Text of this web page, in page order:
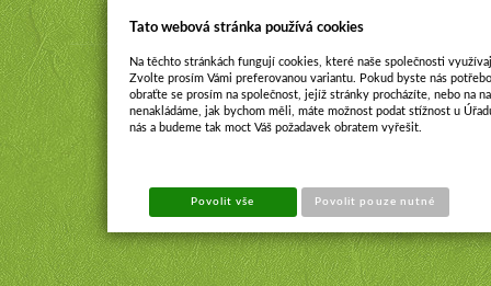
Tato webová stránka používá cookies
Na těchto stránkách fungují cookies, které naše společnosti
Zvolte prosím Vámi preferovanou variantu. Pokud byste nás
obraťte se prosím na společnost, jejíž stránky procházíte, nebo na
nenakládáme, jak bychom měli, máte možnost podat stížnost u
nás a budeme tak moct Váš požadavek obratem vyřešit.
Povolit vše Povolit pouze nutné